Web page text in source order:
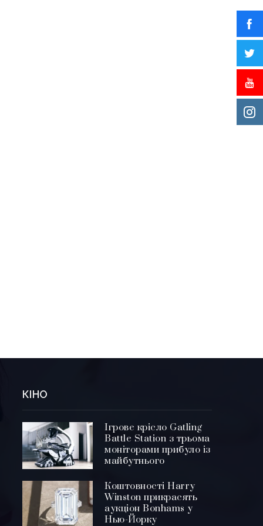
КІНО
Ігрове крісло Gatling
Battle Station з трьома
моніторами прибуло із
майбутнього
Коштовності Harry
Winston прикрасять
аукціон Bonhams у
Нью-Йорку